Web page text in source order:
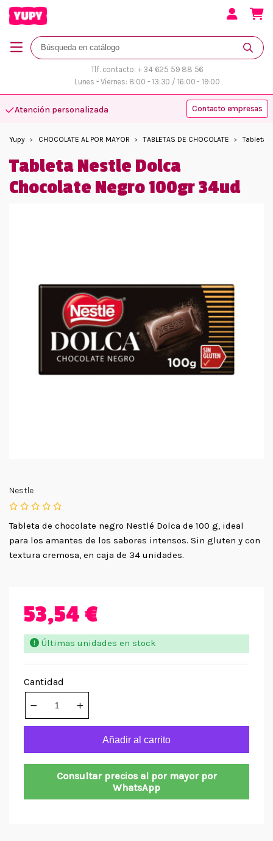
Tlf. contacto: + 34 625 59 88 56
Lunes - Viernes: 8:00 - 13:30 / 16:00 - 19:00
Atención personalizada Contacto empresas
Yupy CHOCOLATE AL POR MAYOR TABLETAS DE CHOCOLATE Tableta
Tableta Nestle Dolca
Chocolate Negro 100gr 34ud
Nestle
Tableta de chocolate negro Nestlé Dolca de 100 g, ideal
para los amantes de los sabores intensos. Sin gluten y con
textura cremosa, en caja de 34 unidades.
53,54 €
Últimas unidades en stock
Cantidad
Añadir al carrito
Consultar precios al por mayor por
WhatsApp